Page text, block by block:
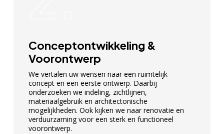
Conceptontwikkeling &
Voorontwerp
We vertalen uw wensen naar een ruimtelijk
concept en een eerste ontwerp. Daarbij
onderzoeken we indeling, zichtlijnen,
materiaalgebruik en architectonische
mogelijkheden. Ook kijken we naar renovatie en
verduurzaming voor een sterk en functioneel
voorontwerp.